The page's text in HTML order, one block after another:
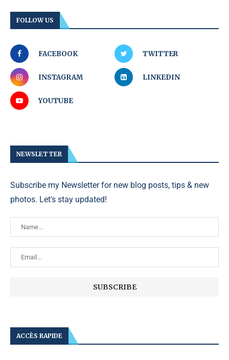
FOLLOW US
FACEBOOK TWITTER
INSTAGRAM LINKEDIN
YOUTUBE
NEWSLETTER
Subscribe my Newsletter for new blog posts, tips & new
photos. Let's stay updated!
ACCÈS RAPIDE